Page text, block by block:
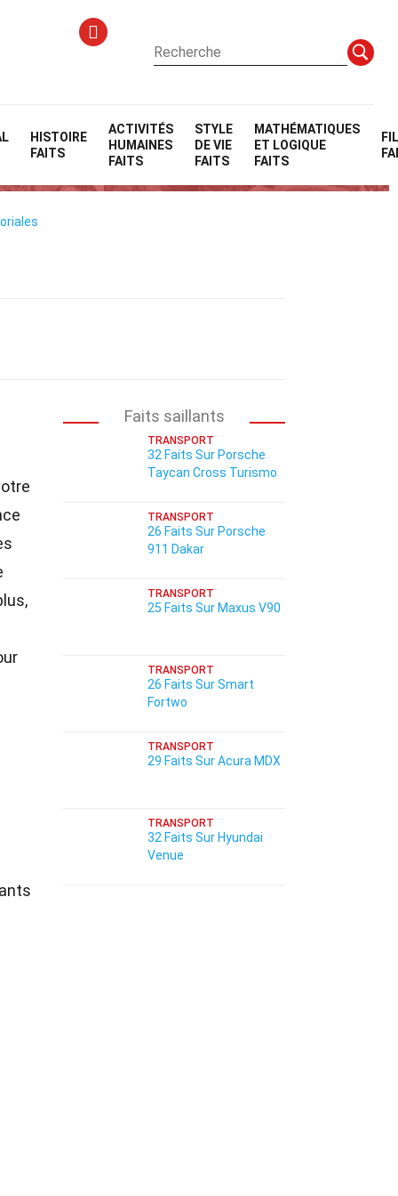
HISTOIRE
FAITS
ACTIVITÉS
HUMAINES
FAITS
STYLE
DE VIE
FAITS
MATHÉMATIQUES
ET LOGIQUE
FAITS
Faits saillants
TRANSPORT
32 Faits Sur Porsche
Taycan Cross Turismo
TRANSPORT
26 Faits Sur Porsche
911 Dakar
TRANSPORT
25 Faits Sur Maxus V90
TRANSPORT
26 Faits Sur Smart
Fortwo
TRANSPORT
29 Faits Sur Acura MDX
TRANSPORT
32 Faits Sur Hyundai
Venue